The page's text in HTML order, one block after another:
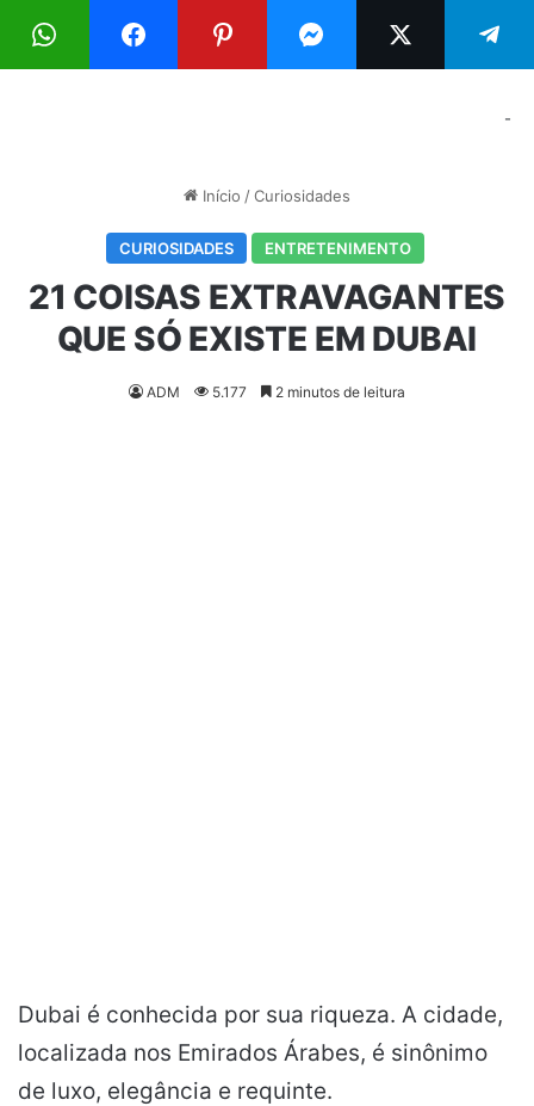
Menu
-
Início /Curiosidades
CURIOSIDADES ENTRETENIMENTO
21 COISAS EXTRAVAGANTES
QUE SÓ EXISTE EM DUBAI
ADM 5.177 2 minutos de leitura
Dubai é conhecida por sua riqueza. A cidade,
localizada nos Emirados Árabes, é sinônimo
de luxo, elegância e requinte.